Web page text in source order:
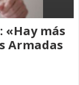
«Hay más
Armadas